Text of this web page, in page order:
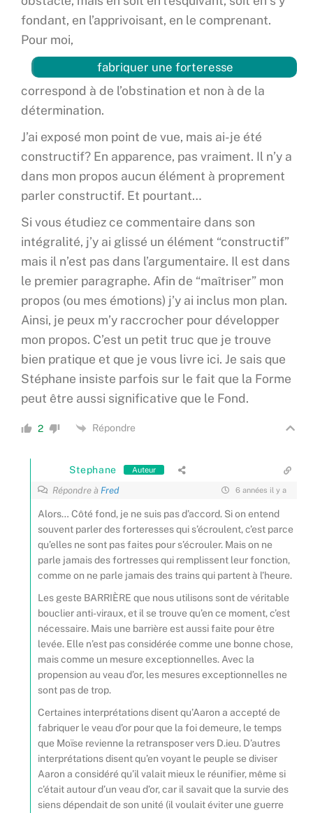
fondant, en l’apprivoisant, en le comprenant.
Pour moi,
fabriquer une forteresse
correspond à de l’obstination et non à de la
détermination.
J’ai exposé mon point de vue, mais ai-je été
constructif? En apparence, pas vraiment. Il n’y a
dans mon propos aucun élément à proprement
parler constructif. Et pourtant…
Si vous étudiez ce commentaire dans son
intégralité, j’y ai glissé un élément “constructif”
mais il n’est pas dans l’argumentaire. Il est dans
le premier paragraphe. Afin de “maîtriser” mon
propos (ou mes émotions) j’y ai inclus mon plan.
Ainsi, je peux m’y raccrocher pour développer
mon propos. C’est un petit truc que je trouve
bien pratique et que je vous livre ici. Je sais que
Stéphane insiste parfois sur le fait que la Forme
peut être aussi significative que le Fond.
2 Répondre
Stephane Auteur
Répondre à Fred 6 années il y a
Alors… Côté fond, je ne suis pas d’accord. Si on entend
souvent parler des forteresses qui s’écroulent, c’est parce
qu’elles ne sont pas faites pour s’écrouler. Mais on ne
parle jamais des fortresses qui remplissent leur fonction,
comme on ne parle jamais des trains qui partent à l’heure.
Les geste BARRIÈRE que nous utilisons sont de véritable
bouclier anti-viraux, et il se trouve qu’en ce moment, c’est
nécessaire. Mais une barrière est aussi faite pour être
levée. Elle n’est pas considérée comme une bonne chose,
mais comme un mesure exceptionnelles. Avec la
propension au veau d’or, les mesures exceptionnelles ne
sont pas de trop.
Certaines interprétations disent qu’Aaron a accepté de
fabriquer le veau d’or pour que la foi demeure, le temps
que Moïse revienne la retransposer vers D.ieu. D’autres
interprétations disent qu’en voyant le peuple se diviser
Aaron a considéré qu’il valait mieux le réunifier, même si
c’était autour d’un veau d’or, car il savait que la survie des
siens dépendait de son unité (il voulait éviter une guerre